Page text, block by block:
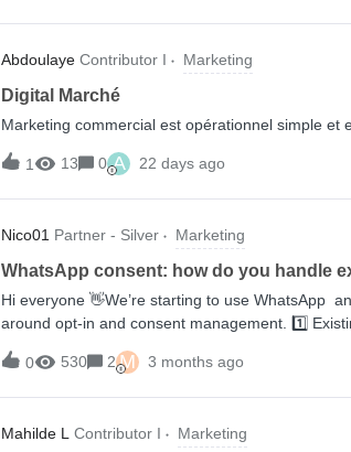
Abdoulaye Contributor I Marketing
Digital Marché
Marketing commercial est opérationnel simple et
1 13 0 A 22 days ago
Nico01 Partner - Silver Marketing
WhatsApp consent: how do you handle
Hi everyone 👋We’re starting to use WhatsApp
around opt-in and consent management. 1️⃣
wa.me link (prefilled keyword)? Does the opt-in valid without
etc.)? 2️⃣ New customersHow should we collect
0 530 2 M 3 months ago
Mahilde L Contributor I Marketing